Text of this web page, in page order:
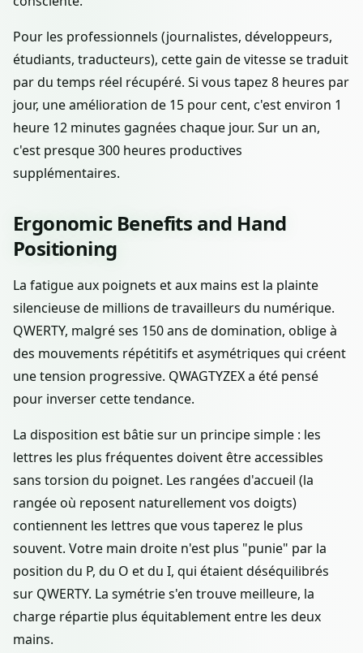
Pour les professionnels (journalistes, développeurs,
étudiants, traducteurs), cette gain de vitesse se traduit
par du temps réel récupéré. Si vous tapez 8 heures par
jour, une amélioration de 15 pour cent, c'est environ 1
heure 12 minutes gagnées chaque jour. Sur un an,
c'est presque 300 heures productives
supplémentaires.
Ergonomic Benefits and Hand
Positioning
La fatigue aux poignets et aux mains est la plainte
silencieuse de millions de travailleurs du numérique.
QWERTY, malgré ses 150 ans de domination, oblige à
des mouvements répétitifs et asymétriques qui créent
une tension progressive. QWAGTYZEX a été pensé
pour inverser cette tendance.
La disposition est bâtie sur un principe simple : les
lettres les plus fréquentes doivent être accessibles
sans torsion du poignet. Les rangées d'accueil (la
rangée où reposent naturellement vos doigts)
contiennent les lettres que vous taperez le plus
souvent. Votre main droite n'est plus "punie" par la
position du P, du O et du I, qui étaient déséquilibrés
sur QWERTY. La symétrie s'en trouve meilleure, la
charge répartie plus équitablement entre les deux
mains.